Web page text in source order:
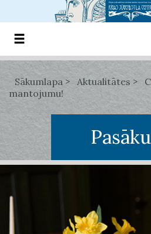
Sākumlapa Aktualitātes
mantojumu!